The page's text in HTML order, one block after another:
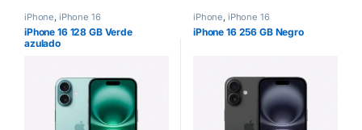
iPhone, iPhone 16
iPhone 16 128 GB Verde
azulado
iPhone, iPhone 16
iPhone 16 256 GB Negro